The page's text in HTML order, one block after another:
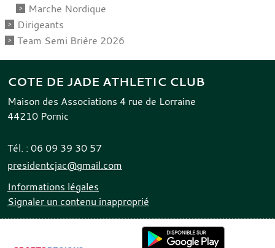
Marche Nordique
Dirigeants
Team Semi Brière 2026
COTE DE JADE ATHLETIC CLUB
Maison des Associations 4 rue de Lorraine
44210 Pornic
Tél. : 06 09 39 30 57
presidentcjac@gmail.com
Informations légales
Signaler un contenu inapproprié